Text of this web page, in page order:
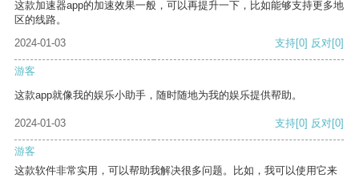
这款加速器app的加速效果一般，可以再提升一下，比如能够支持更多地
区的线路。
2024-01-03
支持[0] 反对[0]
游客
这款app就像我的娱乐小助手，随时随地为我的娱乐提供帮助。
2024-01-03 支持[0] 反对[0]
游客
这款软件非常实用，可以帮助我解决很多问题。比如，我可以使用它来